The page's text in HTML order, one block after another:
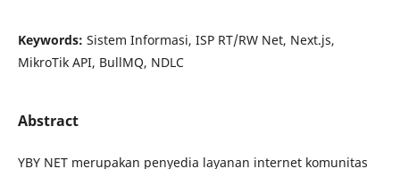
Keywords: Sistem Informasi, ISP RT/RW Net, Next.js,
MikroTik API, BullMQ, NDLC
Abstract
YBY NET merupakan penyedia layanan internet komunitas